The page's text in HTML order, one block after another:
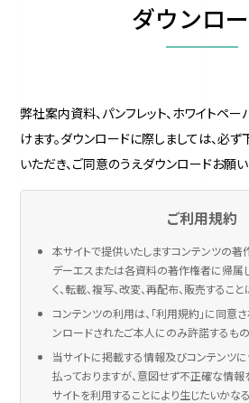
ダウンロ
弊社案内資料、パンフレット、ホワイトペ
けます。ダウンロードに際しましては、必
いただき、ご同意のうえダウンロードお願い
ご利用規約
本サイトで提供いたしますコンテンツの著
デーエスまたは各資料の著作権者に帰属
く、転載、複写、改変、再配布、販売すること
コンテンツの利用は、「利用規約」に同意
ンロードされたご本人にのみ許諾するもの
当サイトに掲載する情報及びコンテンツ
払っておりますが、意図せず不正確な情報
サイトを利用することにより生じたいかな